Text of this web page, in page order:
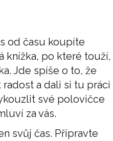
od času koupíte
knížka, po které touží,
Jde spíše o to, že
a dali si tu práci
své polovičce
za vás.
svůj čas. Připravte